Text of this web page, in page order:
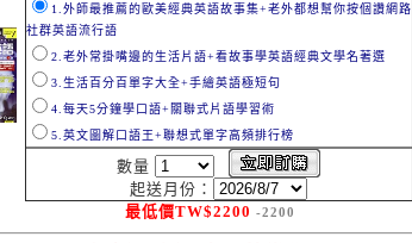
1.外師最推薦的歐美經典英語故事集+老外都想幫你按個讚網路
社群英語流行語
2.老外常掛嘴邊的生活片語+看故事學英語經典文學名著選
3.生活百分百單字大全+手繪英語極短句
4.每天5分鐘學口語+關聯式片語學習術
5.英文圖解口語王+聯想式單字高頻排行榜
數量
起送月份：
最低價TW$2200 -2200